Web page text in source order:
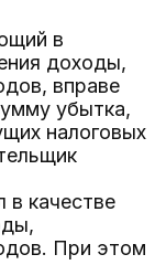
в
доходы,
вправе
убытка,
налоговых
в качестве
При этом